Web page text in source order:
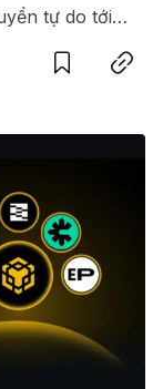
tự do tới
SaveCopy link